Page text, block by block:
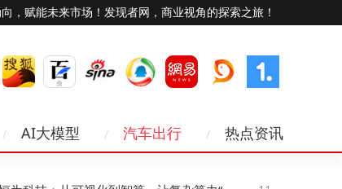
，赋能未来市场！发现者网，商业视角的探索之旅！
AI大模型 汽车出行 热点资讯